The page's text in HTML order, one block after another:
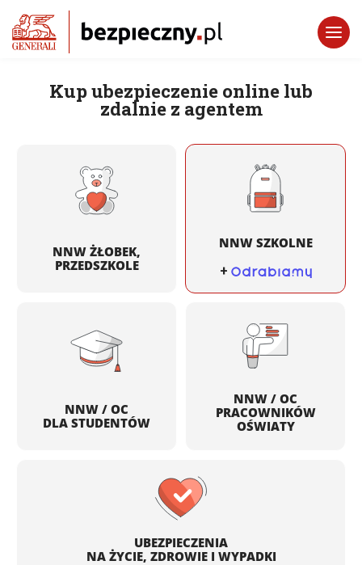
Kup ubezpieczenie online lub
zdalnie z agentem
NNW ŻŁOBEK,
PRZEDSZKOLE
NNW SZKOLNE
+
NNW / OC
DLA STUDENTÓW
NNW / OC
PRACOWNIKÓW
OŚWIATY
UBEZPIECZENIA
NA ŻYCIE, ZDROWIE I WYPADKI